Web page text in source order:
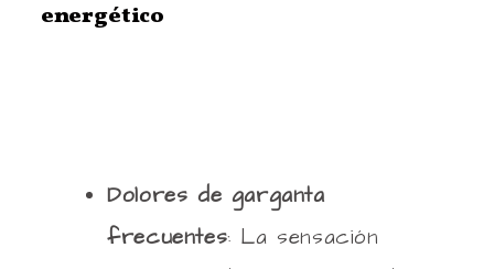
energético
Dolores de garganta
frecuentes: La sensación